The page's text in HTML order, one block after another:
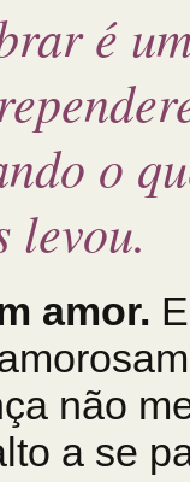
é
o
levou.
amor.
não
a se